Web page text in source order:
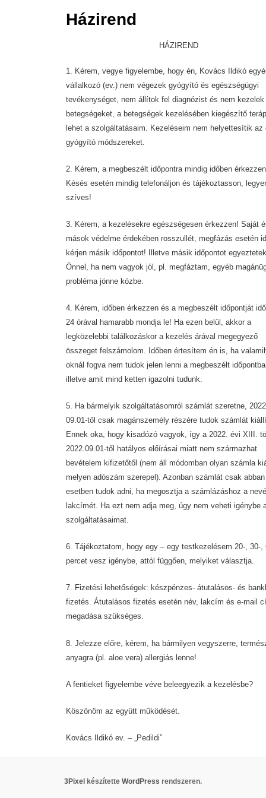
Házirend
HÁZIREND
1. Kérem, vegye figyelembe, hogy én, Kovács Ildikó
vállalkozó (ev.) nem végezek gyógyító és egészségügyi
tevékenységet, nem állítok fel diagnózist és nem kezelek
betegségeket, a betegségek kezelésében kiegészítő
lehet a szolgáltatásaim. Kezeléseim nem helyettesítik az
gyógyító módszereket.
2. Kérem, a megbeszélt időpontra mindig időben
Késés esetén mindig telefonáljon és tájékoztasson,
szíves!
3. Kérem, a kezelésekre egészségesen érkezzen! Saját
mások védelme érdekében rosszullét, megfázás esetén
kérjen másik időpontot! Illetve másik időpontot
Önnel, ha nem vagyok jól, pl. megfáztam, egyéb
probléma jönne közbe.
4. Kérem, időben érkezzen és a megbeszélt időpontját
24 órával hamarabb mondja le! Ha ezen belül, akkor a
legközelebbi találkozáskor a kezelés árával megegyező
összeget felszámolom. Időben értesítem én is, ha
oknál fogva nem tudok jelen lenni a megbeszélt
illetve amit mind ketten igazolni tudunk.
5. Ha bármelyik szolgáltatásomról számlát szeretne,
09.01-től csak magánszemély részére tudok számlát
Ennek oka, hogy kisadózó vagyok, így a 2022. évi XIII.
2022.09.01-től hatályos előírásai miatt nem származhat
bevételem kifizetőtől (nem áll módomban olyan számla
melyen adószám szerepel). Azonban számlát csak
esetben tudok adni, ha megosztja a számlázáshoz a
lakcímét. Ha ezt nem adja meg, úgy nem veheti igénybe
szolgáltatásaimat.
6. Tájékoztatom, hogy egy – egy testkezelésem 20-, 30-,
percet vesz igénybe, attól függően, melyiket választja.
7. Fizetési lehetőségek: készpénzes- átutalásos- és
fizetés. Átutalásos fizetés esetén név, lakcím és e-mail
megadása szükséges.
8. Jelezze előre, kérem, ha bármilyen vegyszerre,
anyagra (pl. aloe vera) allergiás lenne!
A fentieket figyelembe véve beleegyezik a kezelésbe?
Köszönöm az együtt működését.
Kovács Ildikó ev. – „Pedildi”
3Pixel készítette WordPress rendszeren.